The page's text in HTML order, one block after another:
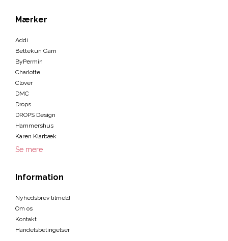
Mærker
Addi
Bettekun Garn
ByPermin
Charlotte
Clover
DMC
Drops
DROPS Design
Hammershus
Karen Klarbæk
Se mere
Information
Nyhedsbrev tilmeld
Om os
Kontakt
Handelsbetingelser